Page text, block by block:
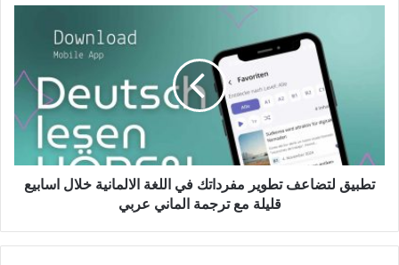
اسابيع
قليلة
تطبيق لتضاعف تطوير مفرداتك في اللغة الالمانية خلال اسابيع
قليلة مع ترجمة الماني عربي